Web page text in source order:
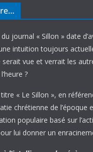
journal « Sillon » date
intuition toujours
vue et verrait les
?
« Le Sillon », en
chrétienne de l’époque
populaire basé sur
lui donner un